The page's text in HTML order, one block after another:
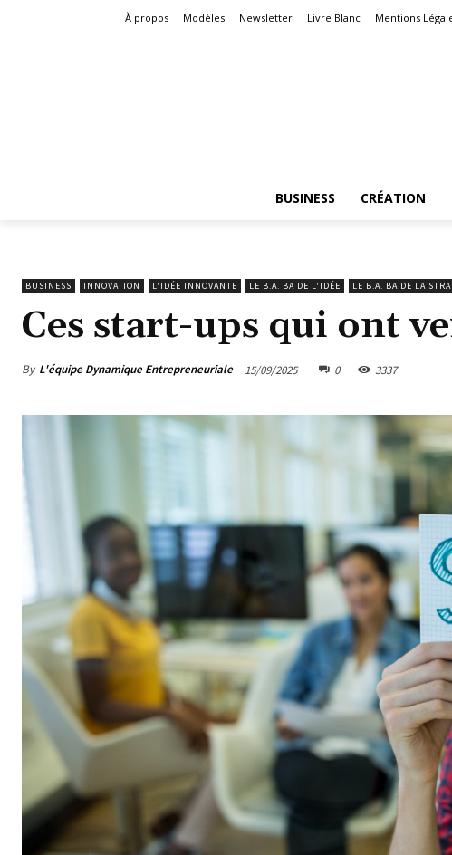
À propos Modèles Newsletter Livre Blanc Mentions
BUSINESS CRÉATION
BUSINESS INNOVATION L'IDÉE INNOVANTE LE B.A. BA DE L'IDÉE LE B.A. BA DE LA
Ces start-ups qui ont
By L'équipe Dynamique Entrepreneuriale 15/09/2025 0 3337